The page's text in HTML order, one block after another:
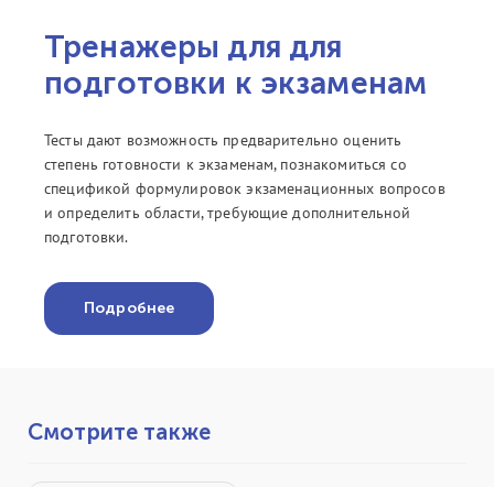
Тренажеры для для
подготовки к экзаменам
Тесты дают возможность предварительно оценить
степень готовности к экзаменам, познакомиться со
спецификой формулировок экзаменационных вопросов
и определить области, требующие дополнительной
подготовки.
Подробнее
Смотрите также